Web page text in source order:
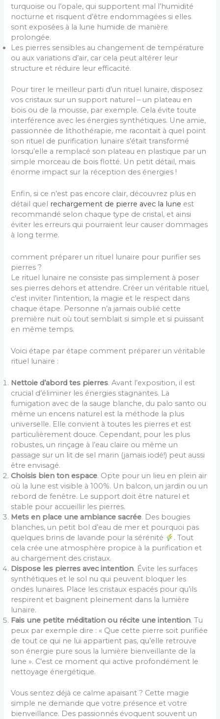
turquoise ou l’opale, qui supportent mal l’humidité
nocturne et risquent d’être endommagées si elles
sont exposées à la lune humide de manière
prolongée.
Les pierres sensibles au changement de température
ou aux variations d’air, car cela peut altérer leur
structure et réduire leur efficacité.
Pour tirer le meilleur parti d’un rituel lunaire, disposez
vos cristaux sur un support naturel – un plateau en
bois ou de la mousse, par exemple. Cela évite toute
interférence avec les énergies synthétiques. Une amie,
passionnée de lithothérapie, me racontait à quel point
son rituel de purification lunaire s’était transformé
lorsqu’elle a remplacé son plateau en plastique par un
simple morceau de bois flotté. Un petit détail, mais
énorme impact sur la réception des énergies !
Enfin, si ce n’est pas encore clair, découvrez plus en
détail quel rechargement de pierre avec la lune est
recommandé selon chaque type de cristal, et ainsi
éviter les erreurs qui pourraient leur causer dommages
à long terme.
comment préparer un rituel lunaire pour purifier ses
pierres ?
Le rituel lunaire ne consiste pas simplement à poser
ses pierres dehors et attendre. Créer un véritable rituel,
c’est inviter l’intention, la magie et le respect dans
chaque étape. Personne n’a jamais oublié cette
première nuit où tout semblait si simple et si puissant
en même temps.
Voici étape par étape comment préparer un véritable
rituel lunaire :
Nettoie d’abord tes pierres. Avant l’exposition, il est
crucial d’éliminer les énergies stagnantes. La
fumigation avec de la sauge blanche, du palo santo ou
même un encens naturel est la méthode la plus
universelle. Elle convient à toutes les pierres et est
particulièrement douce. Cependant, pour les plus
robustes, un rinçage à l’eau claire ou même un
passage sur un lit de sel marin (jamais iodé!) peut aussi
être envisagé.
Choisis bien ton espace. Opte pour un lieu en plein air
où la lune est visible à 100%. Un balcon, un jardin ou un
rebord de fenêtre. Le support doit être naturel et
stable pour accueillir les pierres.
Mets en place une ambiance sacrée. Des bougies
blanches, un petit bol d’eau de mer et pourquoi pas
quelques brins de lavande pour la sérénité
. Tout
cela crée une atmosphère propice à la purification et
au chargement des cristaux.
Dispose les pierres avec intention. Évite les surfaces
synthétiques et le sol nu qui peuvent bloquer les
ondes lunaires. Place les cristaux espacés pour qu’ils
respirent et baignent pleinement dans la lumière
lunaire.
Fais une petite méditation ou récite une intention. Tu
peux par exemple dire : « Que cette pierre soit purifiée
de tout ce qui ne lui appartient pas, qu’elle retrouve
son énergie pure sous la lumière bienveillante de la
lune ». C’est ce moment qui active profondément le
nettoyage énergétique.
Vous sentez déjà ce calme apaisant ? Cette magie
simple ne demande que votre présence et votre
bienveillance. Des passionnés évoquent souvent un